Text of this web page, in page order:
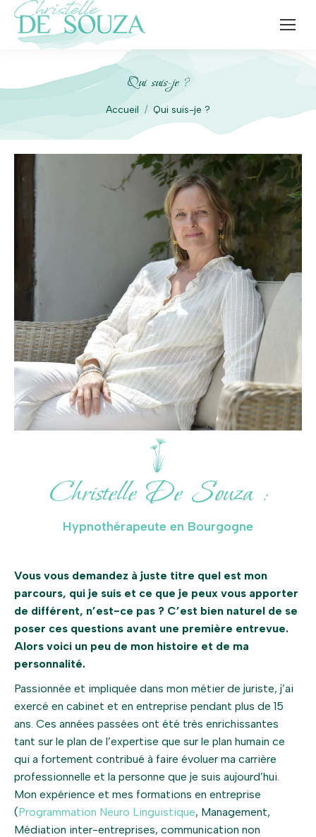
Qui suis-je ?
Vous êtes ici :
Accueil Qui suis-je ?
Christelle De Souza :
Hypnothérapeute en Bourgogne
Vous vous demandez à juste titre quel est mon
parcours, qui je suis et ce que je peux vous apporter
de différent, n’est-ce pas ? C’est bien naturel de se
poser ces questions avant une première entrevue.
Alors voici un peu de mon histoire et de ma
personnalité.
Passionnée et impliquée dans mon métier de juriste, j’ai
exercé en cabinet et en entreprise pendant plus de 15
ans. Ces années passées ont été très enrichissantes
tant sur le plan de l’expertise que sur le plan humain ce
qui a fortement contribué à faire évoluer ma carrière
professionnelle et la personne que je suis aujourd’hui.
Mon expérience et mes formations en entreprise
(Programmation Neuro Linguistique, Management,
Médiation inter-entreprises, communication non